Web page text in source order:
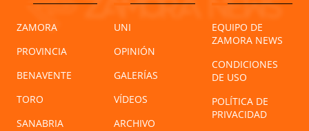
ZAMORA
PROVINCIA
BENAVENTE
TORO
SANABRIA
UNI
OPINIÓN
GALERÍAS
VÍDEOS
ARCHIVO
EQUIPO DE
ZAMORA NEWS
CONDICIONES
DE USO
POLÍTICA DE
PRIVACIDAD